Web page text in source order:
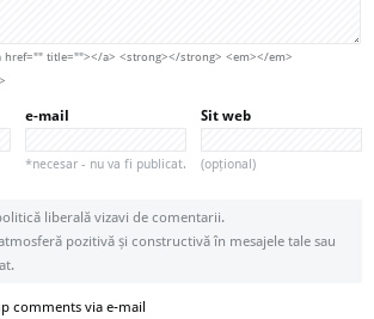
href="" title=""></a> <strong></strong> <em></em>
e-mail
*necesar - nu va fi publicat.
Sit web
(opțional)
liberală vizavi de comentarii.
pozitivă și constructivă în mesajele tale sau
comments via e-mail